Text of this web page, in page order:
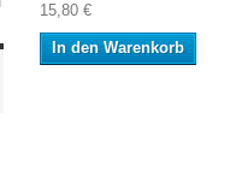
15,80 €
In den Warenkorb